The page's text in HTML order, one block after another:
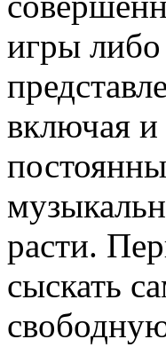
игры
включая и
расти.
сыскать